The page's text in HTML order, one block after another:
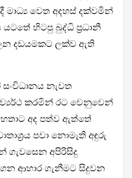
මාධ්‍ය වෙත අදහස් දක්වමින්
හිටපු බුද්ධි ප්‍රධානී
දඩයමකට ලක්ව ඇති
නැවත
කරමින් රට වෙනුවෙන්
අද පත්ව ඇත්තේ
පවා නොමැති අඳුරු
අපිරිසිදු
ආහාර ගැනීමට සිදුවන